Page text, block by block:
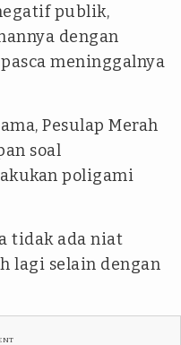
publik,
dengan
meninggalnya
Pesulap Merah
soal
poligami
tidak ada niat
lagi selain dengan